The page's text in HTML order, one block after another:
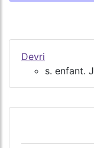
Devri
s. enfant.